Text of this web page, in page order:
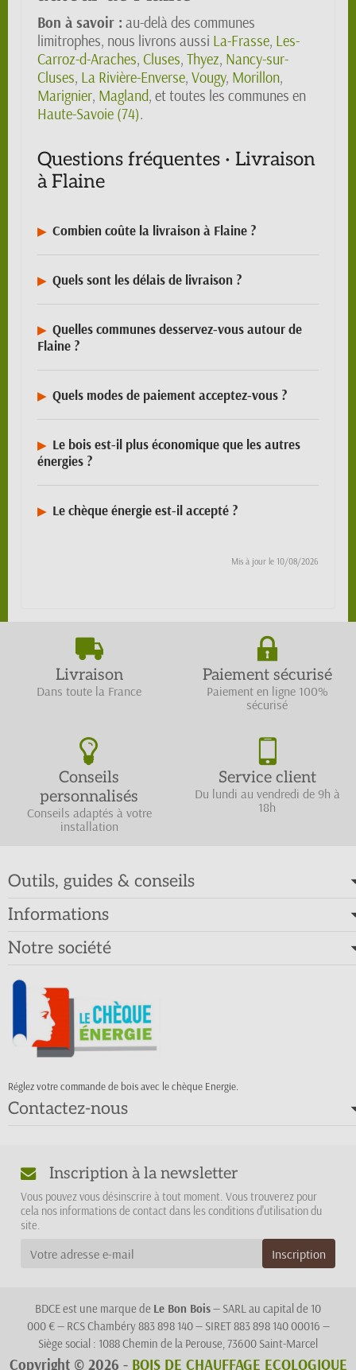
Bon à savoir : au-delà des communes
limitrophes, nous livrons aussi La-Frasse, Les-
Carroz-d-Araches, Cluses, Thyez, Nancy-sur-
Cluses, La Rivière-Enverse, Vougy, Morillon,
Marignier, Magland, et toutes les communes en
Haute-Savoie (74).
Questions fréquentes · Livraison
à Flaine
Combien coûte la livraison à Flaine ?
Quels sont les délais de livraison ?
Quelles communes desservez-vous autour de
Flaine ?
Quels modes de paiement acceptez-vous ?
Le bois est-il plus économique que les autres
énergies ?
Le chèque énergie est-il accepté ?
Mis à jour le 10/08/2026
Livraison
Dans toute la France
Paiement sécurisé
Paiement en ligne 100%
sécurisé
Conseils
personnalisés
Conseils adaptés à votre
installation
Service client
Du lundi au vendredi de 9h à
18h
Outils, guides & conseils
Informations
Notre société
Réglez votre commande de bois avec le chèque Energie.
Contactez-nous
Inscription à la newsletter
Vous pouvez vous désinscrire à tout moment. Vous trouverez pour
cela nos informations de contact dans les conditions d'utilisation du
site.
BDCE est une marque de Le Bon Bois— SARL au capital de 10
000 € — RCS Chambéry 883 898 140 — SIRET 883 898 140 00016 —
Siège social : 1088 Chemin de la Perouse, 73600 Saint-Marcel
Copyright © 2026 - BOIS DE CHAUFFAGE ECOLOGIQUE